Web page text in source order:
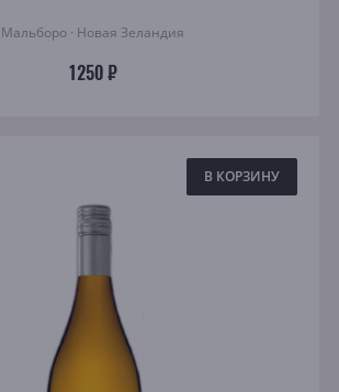
Мальборо · Новая Зеландия
1250 ₽
В КОРЗИНУ